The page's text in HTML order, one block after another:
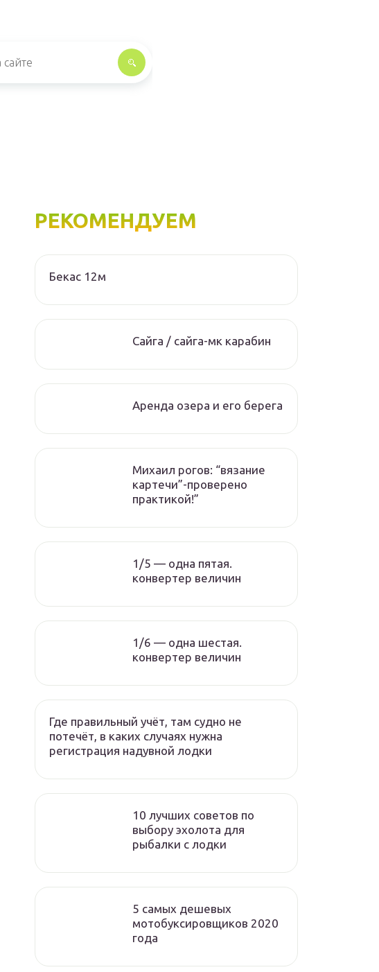
РЕКОМЕНДУЕМ
Бекас 12м
Сайга / сайга-мк карабин
Аренда озера и его берега
Михаил рогов: “вязание
картечи”-проверено
практикой!”
1/5 — одна пятая.
конвертер величин
1/6 — одна шестая.
конвертер величин
Где правильный учёт, там судно не
потечёт, в каких случаях нужна
регистрация надувной лодки
10 лучших советов по
выбору эхолота для
рыбалки с лодки
5 самых дешевых
мотобуксировщиков 2020
года